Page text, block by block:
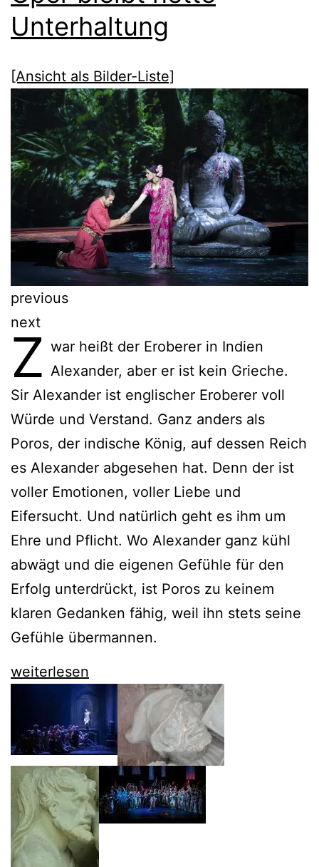
Unterhaltung
[Ansicht als Bilder-Liste]
previous
next
Z war heißt der Eroberer in Indien
Alexander, aber er ist kein Grieche.
Sir Alexander ist englischer Eroberer voll
Würde und Verstand. Ganz anders als
Poros, der indische König, auf dessen Reich
es Alexander abgesehen hat. Denn der ist
voller Emotionen, voller Liebe und
Eifersucht. Und natürlich geht es ihm um
Ehre und Pflicht. Wo Alexander ganz kühl
abwägt und die eigenen Gefühle für den
Erfolg unterdrückt, ist Poros zu keinem
klaren Gedanken fähig, weil ihn stets seine
Gefühle übermannen.
Poros
Komischen
Oper
bleibt
nette
Unterhaltung
weiterlesen